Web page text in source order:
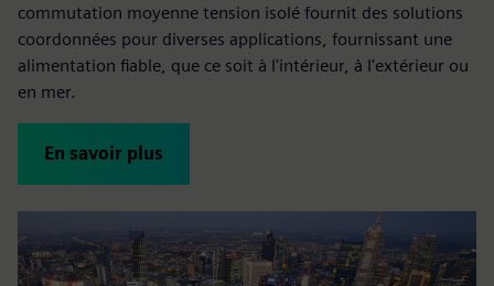
commutation moyenne tension isolé fournit des solutions
coordonnées pour diverses applications, fournissant une
alimentation fiable, que ce soit à l'intérieur, à l'extérieur ou
en mer.
En savoir plus